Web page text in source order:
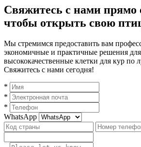
Свяжитесь с нами прямо
чтобы открыть свою
Мы стремимся предоставить вам
экономичные и практичные решения
высококачественные клетки для кур по
Свяжитесь с нами сегодня!
*
*
*
WhatsApp